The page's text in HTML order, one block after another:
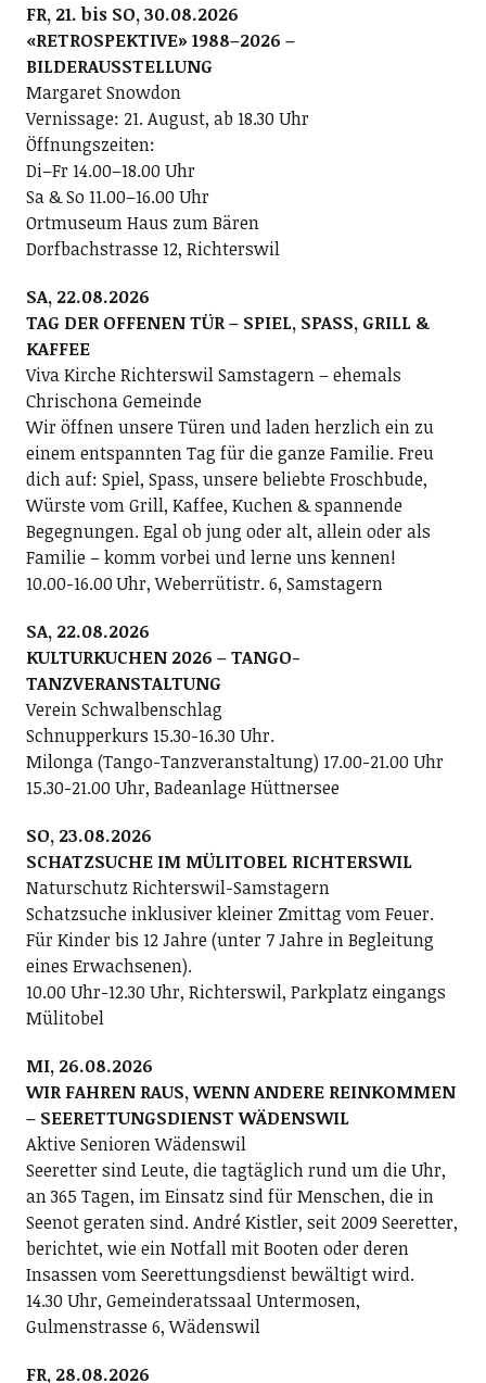
FR, 21. bis SO, 30.08.2026
«RETROSPEKTIVE» 1988–2026 –
BILDERAUSSTELLUNG
Margaret Snowdon
Vernissage: 21. August, ab 18.30 Uhr
Öffnungszeiten:
Di–Fr 14.00–18.00 Uhr
Sa & So 11.00–16.00 Uhr
Ortmuseum Haus zum Bären
Dorfbachstrasse 12, Richterswil
SA, 22.08.2026
TAG DER OFFENEN TÜR – SPIEL, SPASS, GRILL &
KAFFEE
Viva Kirche Richterswil Samstagern – ehemals
Chrischona Gemeinde
Wir öffnen unsere Türen und laden herzlich ein zu
einem entspannten Tag für die ganze Familie. Freu
dich auf: Spiel, Spass, unsere beliebte Froschbude,
Würste vom Grill, Kaffee, Kuchen & spannende
Begegnungen. Egal ob jung oder alt, allein oder als
Familie – komm vorbei und lerne uns kennen!
10.00-16.00 Uhr, Weberrütistr. 6, Samstagern
SA, 22.08.2026
KULTURKUCHEN 2026 – TANGO-
TANZVERANSTALTUNG
Verein Schwalbenschlag
Schnupperkurs 15.30-16.30 Uhr.
Milonga (Tango-Tanzveranstaltung) 17.00-21.00 Uhr
15.30-21.00 Uhr, Badeanlage Hüttnersee
SO, 23.08.2026
SCHATZSUCHE IM MÜLITOBEL RICHTERSWIL
Naturschutz Richterswil-Samstagern
Schatzsuche inklusiver kleiner Zmittag vom Feuer.
Für Kinder bis 12 Jahre (unter 7 Jahre in Begleitung
eines Erwachsenen).
10.00 Uhr-12.30 Uhr, Richterswil, Parkplatz eingangs
Mülitobel
MI, 26.08.2026
WIR FAHREN RAUS, WENN ANDERE REINKOMMEN
– SEERETTUNGSDIENST WÄDENSWIL
Aktive Senioren Wädenswil
Seeretter sind Leute, die tagtäglich rund um die Uhr,
an 365 Tagen, im Einsatz sind für Menschen, die in
Seenot geraten sind. André Kistler, seit 2009 Seeretter,
berichtet, wie ein Notfall mit Booten oder deren
Insassen vom Seerettungsdienst bewältigt wird.
14.30 Uhr, Gemeinderatssaal Untermosen,
Gulmenstrasse 6, Wädenswil
FR, 28.08.2026